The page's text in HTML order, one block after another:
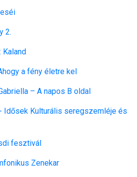
2.
Kaland
a fény életre kel
– A napos B oldal
Idősek Kulturális seregszemléje és
fesztivál
Zenekar